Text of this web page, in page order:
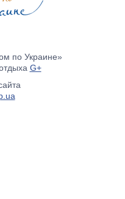
по Украине»
G+